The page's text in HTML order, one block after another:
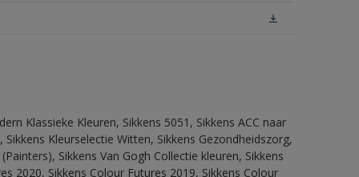
Klassieke Kleuren, Sikkens 5051, Sikkens ACC naar
Kleurselectie Witten, Sikkens Gezondheidszorg,
Sikkens Van Gogh Collectie kleuren, Sikkens
2020, Sikkens Colour Futures 2019, Sikkens Colour